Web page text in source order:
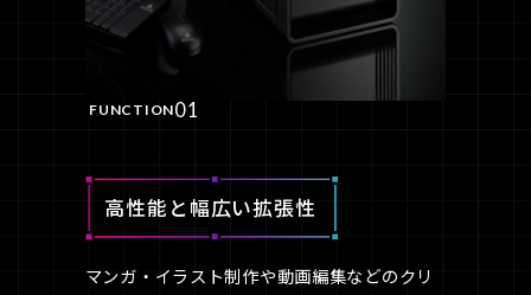
FUNCTION01
高性能と幅広い拡張性
マンガ・イラスト制作や動画編集などのクリ